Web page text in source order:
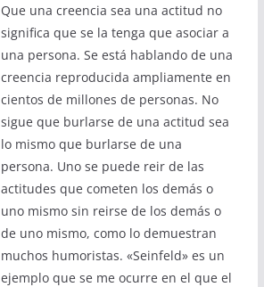
Que una creencia sea una actitud no
significa que se la tenga que asociar a
una persona. Se está hablando de una
creencia reproducida ampliamente en
cientos de millones de personas. No
sigue que burlarse de una actitud sea
lo mismo que burlarse de una
persona. Uno se puede reir de las
actitudes que cometen los demás o
uno mismo sin reirse de los demás o
de uno mismo, como lo demuestran
muchos humoristas. «Seinfeld» es un
ejemplo que se me ocurre en el que el